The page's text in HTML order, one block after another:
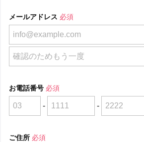
メールアドレス 必須
お電話番号 必須
- -
ご住所 必須